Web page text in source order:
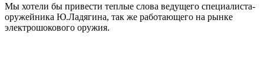
Мы хотели бы привести теплые слова ведущего специалиста-
оружейника Ю.Ладягина, так же работающего на рынке
электрошокового оружия.